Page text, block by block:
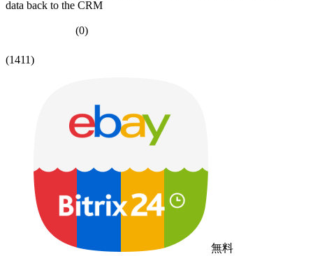
data back to the CRM
(0)
(1411)
無料